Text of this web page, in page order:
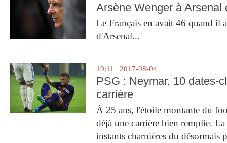
Arsène Wenger à Arsenal
Le Français en avait 46 quand il
d'Arsenal...
10:11 | 2017-08-04
PSG : Neymar, 10 dates-
carrière
À 25 ans, l'étoile montante du
déjà une carrière bien remplie.
instants charnières du désormais